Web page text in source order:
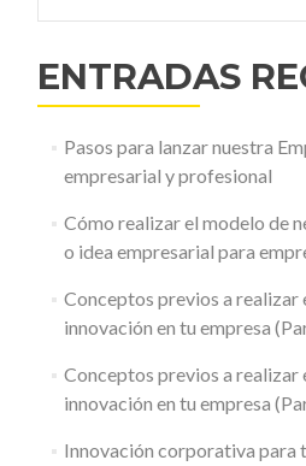
ENTRADAS
Pasos para lanzar nuestra
empresarial y profesional
Cómo realizar el modelo de
o idea empresarial para
Conceptos previos a realizar
innovación en tu empresa
Conceptos previos a realizar
innovación en tu empresa
Innovación corporativa para